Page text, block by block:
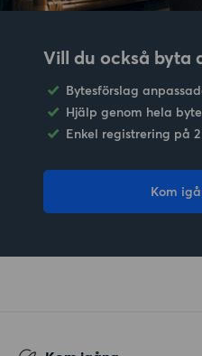
Vill du också byta
Bytesförslag
Hjälp genom hela
Enkel registrering på
Kom